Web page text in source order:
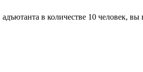
в количестве 10 человек,